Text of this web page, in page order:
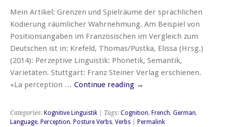
Mein Artikel: Grenzen und Spielräume der sprachlichen
Kodierung räumlicher Wahrnehmung. Am Beispiel von
Positionsangaben im Französischen im Vergleich zum
Deutschen ist in: Krefeld, Thomas/Pustka, Elissa (Hrsg.)
(2014): Perzeptive Linguistik: Phonetik, Semantik,
Varietäten. Stuttgart: Franz Steiner Verlag erschienen.
«La perception … Continue reading →
Categories: Kognitive Linguistik | Tags: Cognition, French, German,
Language, Perception, Posture Verbs, Verbs Permalink